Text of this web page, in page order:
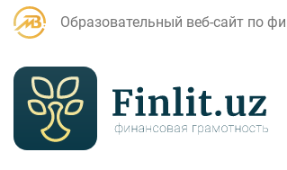
Образовательный веб-сайт по